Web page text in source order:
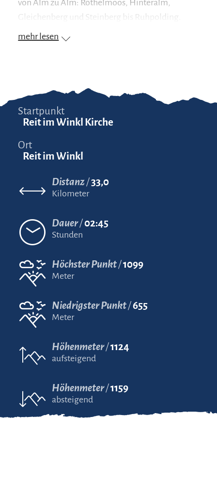
von Alm zu Alm: Röthelmoos, Hinteralm,
Gleichenberg und Steinberg bis Ruhpolding.
mehr lesen
Startpunkt
Reit im Winkl Kirche
Ort
Reit im Winkl
Distanz 33,0
Kilometer
Dauer 02:45
Stunden
Höchster Punkt 1099
Meter
Niedrigster Punkt 655
Meter
Höhenmeter 1124
aufsteigend
Höhenmeter 1159
absteigend